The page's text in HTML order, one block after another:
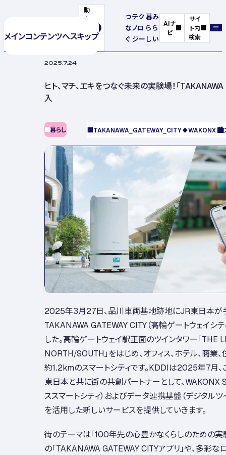
メインコンテンツへスキップ
動
き
停
つ
な
ぐ
テク
ノロ
ジー
暮
ら
し
み
ら
い
AIナ
ビ
サイ
ト内
検索
2025.7.24
ヒト、マチ、エキをつなぐ未来の実験場！「
入
暮らし 🏢TAKANAWA_GATEWAY_CITY🍀WAKONX🏙️
2025年3月27日、品川車両基地跡地にJR東日本が
TAKANAWA GATEWAY CITY（高輪ゲートウェイシ
した。高輪ゲートウェイ駅正面のツインタワー「
NORTH/SOUTH」をはじめ、オフィス、ホテル、商業
約1.2kmのスマートシティです。KDDIは2025年7月、
東日本と共に街の共創パートナーとして、WAKONX
ススマートシティ）およびデータ連携基盤（デジタルツ
を活用した新しいサービスを提供していきます。
街のテーマは「100年先の心豊かなくらしのための実
の「TAKANAWA GATEWAY CITYアプリ」や、多彩な